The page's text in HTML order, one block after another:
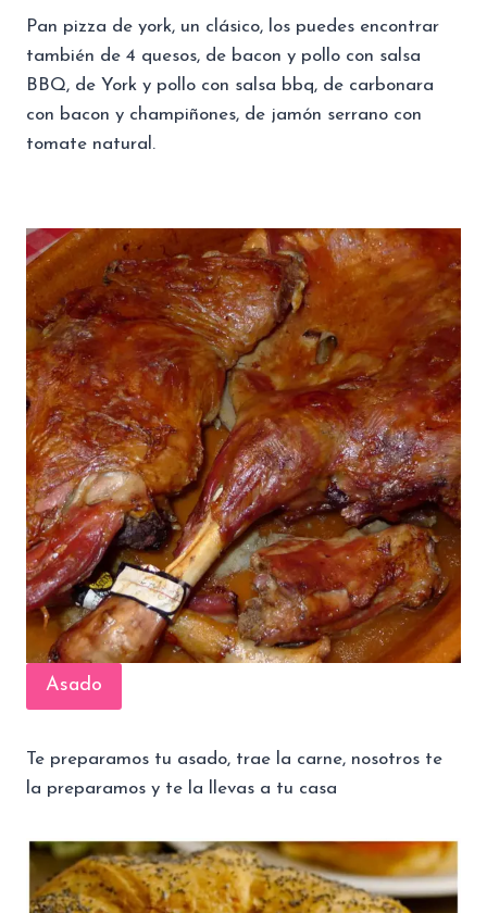
Pan pizza de york, un clásico, los puedes encontrar
también de 4 quesos, de bacon y pollo con salsa
BBQ, de York y pollo con salsa bbq, de carbonara
con bacon y champiñones, de jamón serrano con
tomate natural.
Asado
Te preparamos tu asado, trae la carne, nosotros te
la preparamos y te la llevas a tu casa